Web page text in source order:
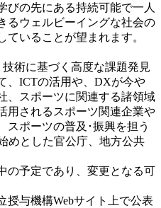
びの先にある持続可能で一人
るウェルビーイングな社会の
いることが望まれます。
術に基づく高度な課題発見
、ICTの活用や、DXが今や
、スポーツに関連する諸領域
用されるスポーツ関連企業や
スポーツの普及･振興を担う
めとした官公庁、地方公共
の予定であり、変更となる可
与機構Webサイト上で公表